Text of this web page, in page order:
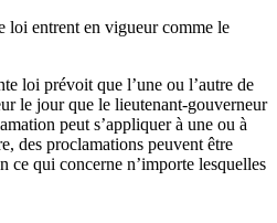
loi entrent en vigueur comme le
loi prévoit que l’une ou l’autre de
le jour que le lieutenant-gouverneur
peut s’appliquer à une ou à
des proclamations peuvent être
ce qui concerne n’importe lesquelles